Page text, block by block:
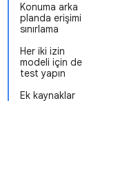
Konuma arka
planda erişimi
sınırlama
Her iki izin
modeli için de
test yapın
Ek kaynaklar